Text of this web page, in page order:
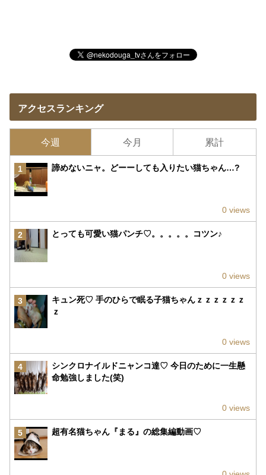
アクセスランキング
今週 今月 累計
1 諦めないニャ。どーーしても入りたい猫ちゃん…?
0 views
2 とっても可愛い猫パンチ♡。。。。。コツン♪
0 views
3
キュン死♡ 手のひらで眠る子猫ちゃんｚｚｚｚｚｚ
ｚ
0 views
4
シンクロナイルドニャンコ達♡ 今日のために一生懸
命勉強しました(笑)
0 views
5 超有名猫ちゃん『まる』の総集編動画♡